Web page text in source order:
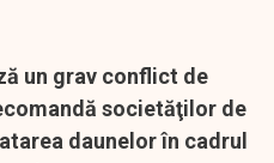
un grav conflict de
societăţilor de
daunelor în cadrul